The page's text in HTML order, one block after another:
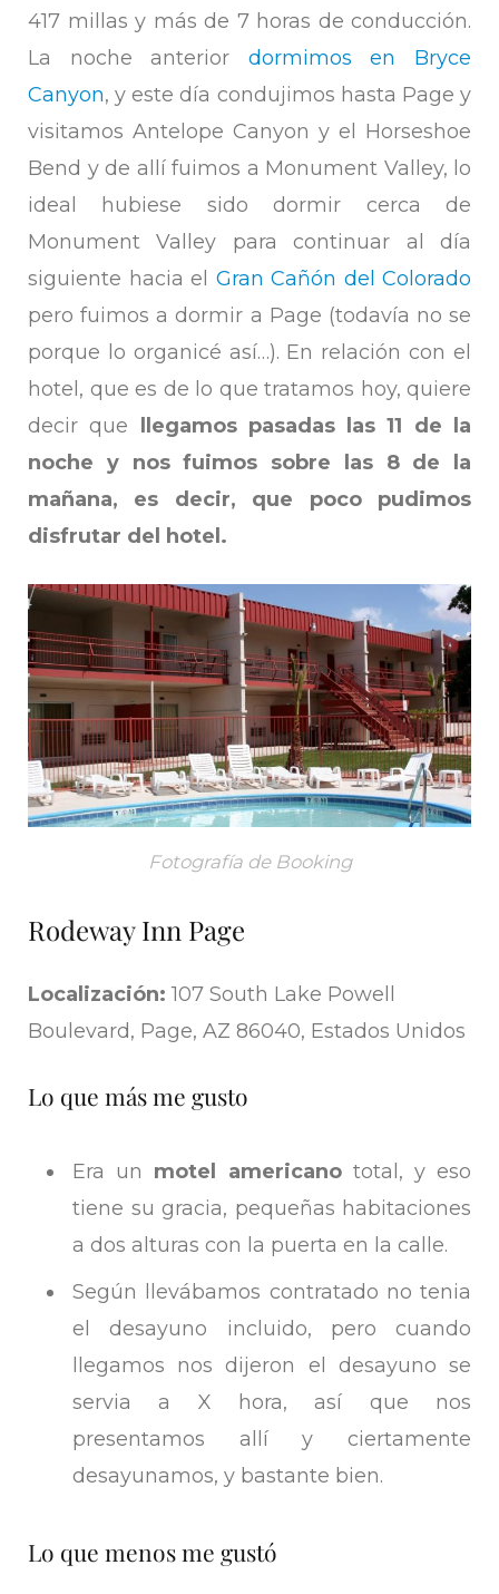
417 millas y más de 7 horas de conducción.
La noche anterior dormimos en Bryce
Canyon, y este día condujimos hasta Page y
visitamos Antelope Canyon y el Horseshoe
Bend y de allí fuimos a Monument Valley, lo
ideal hubiese sido dormir cerca de
Monument Valley para continuar al día
siguiente hacia el Gran Cañón del Colorado
pero fuimos a dormir a Page (todavía no se
porque lo organicé así…). En relación con el
hotel, que es de lo que tratamos hoy, quiere
decir que
llegamos pasadas las 11 de la
noche y nos fuimos sobre las 8 de la
mañana, es decir, que poco pudimos
disfrutar del hotel.
Fotografía de Booking
Rodeway Inn Page
Localización:107 South Lake Powell
Boulevard, Page, AZ 86040, Estados Unidos
Lo que más me gusto
Era un motel americanototal, y eso
tiene su gracia, pequeñas habitaciones
a dos alturas con la puerta en la calle.
Según llevábamos contratado no tenia
el desayuno incluido, pero cuando
llegamos nos dijeron el desayuno se
servia a X hora, así que nos
presentamos allí y ciertamente
desayunamos, y bastante bien.
Lo que menos me gustó